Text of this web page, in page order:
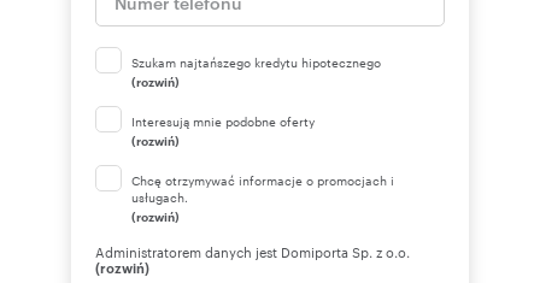
Szukam najtańszego kredytu hipotecznego
(rozwiń)
Interesują mnie podobne oferty
(rozwiń)
Chcę otrzymywać informacje o promocjach i
usługach.
(rozwiń)
Administratorem danych jest Domiporta Sp. z o.o.
(rozwiń)